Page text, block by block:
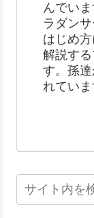
んでい
ラダン
はじめ
解説す
す。孫
れていま